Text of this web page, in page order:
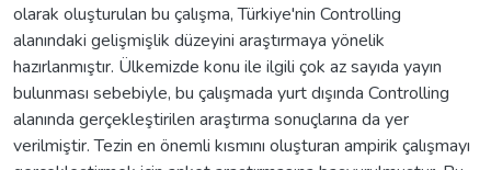
olarak oluşturulan bu çalışma, Türkiye'nin Controlling
alanındaki gelişmişlik düzeyini araştırmaya yönelik
hazırlanmıştır. Ülkemizde konu ile ilgili çok az sayıda yayın
bulunması sebebiyle, bu çalışmada yurt dışında Controlling
alanında gerçekleştirilen araştırma sonuçlarına da yer
verilmiştir. Tezin en önemli kısmını oluşturan ampirik çalışmayı